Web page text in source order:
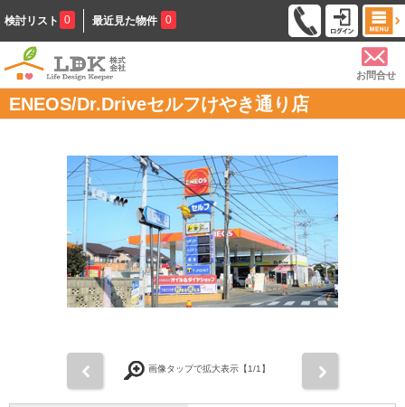
検討リスト 0 最近見た物件 0
お問合せ
ENEOS/Dr.Driveセルフけやき通り店
画像タップで拡大表示【1/1】